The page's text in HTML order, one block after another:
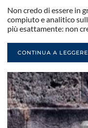
Non credo di essere in
compiuto e analitico
più esattamente: non
CONTINUA A LEGGERE